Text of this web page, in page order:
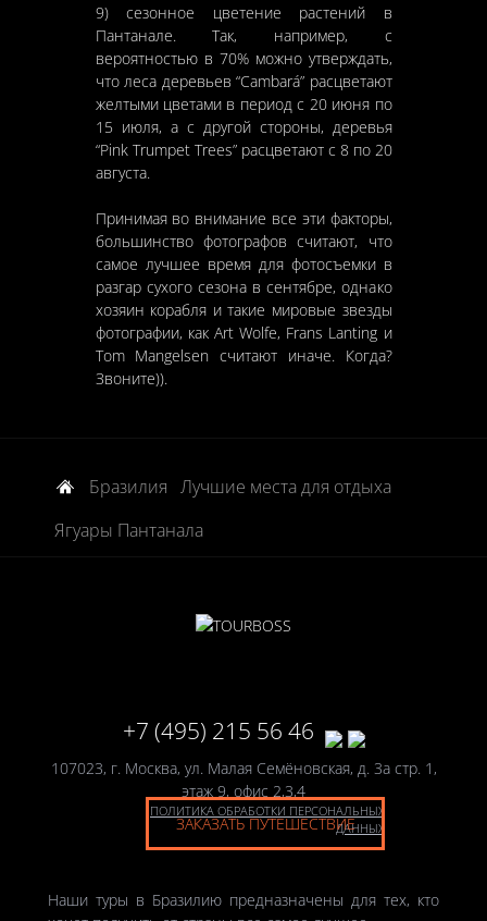
9) сезонное цветение растений в
Пантанале. Так, например, с
вероятностью в 70% можно утверждать,
что леса деревьев “Cambará” расцветают
желтыми цветами в период с 20 июня по
15 июля, а с другой стороны, деревья
“Pink Trumpet Trees” расцветают с 8 по 20
августа.
Принимая во внимание все эти факторы,
большинство фотографов считают, что
самое лучшее время для фотосъемки в
разгар сухого сезона в сентябре, однако
хозяин корабля и такие мировые звезды
фотографии, как Art Wolfe, Frans Lanting и
Tom Mangelsen считают иначе. Когда?
Звоните)).
Бразилия Лучшие места для отдыха
Ягуары Пантанала
+7 (495) 215 56 46
107023, г. Москва, ул. Малая Семёновская, д. 3а стр. 1,
этаж 9, офис 2,3,4
ПОЛИТИКА ОБРАБОТКИ ПЕРСОНАЛЬНЫХ
ДАННЫХ
ЗАКАЗАТЬ ПУТЕШЕСТВИЕ
Наши туры в Бразилию предназначены для тех, кто